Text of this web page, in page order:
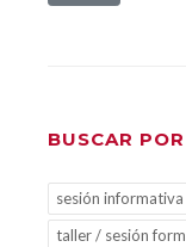
BUSCAR
sesión informativa
taller / sesión